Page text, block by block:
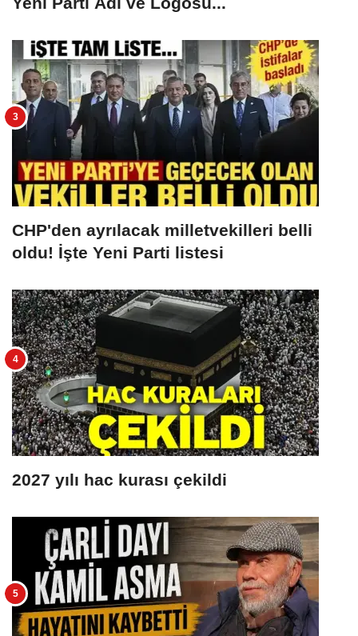
CHP'den ayrılacak milletvekilleri belli
oldu! İşte Yeni Parti listesi
2027 yılı hac kurası çekildi